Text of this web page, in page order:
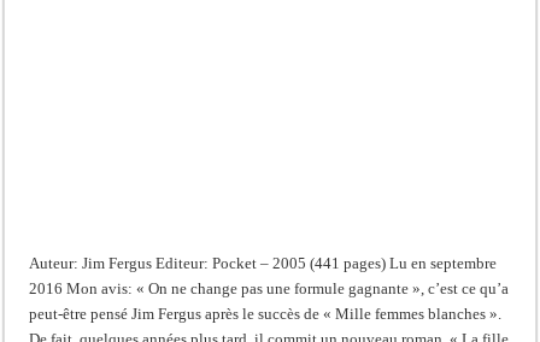
Auteur: Jim Fergus Editeur: Pocket – 2005 (441 pages) Lu en septembre
2016 Mon avis: « On ne change pas une formule gagnante », c’est ce qu’a
peut-être pensé Jim Fergus après le succès de « Mille femmes blanches ».